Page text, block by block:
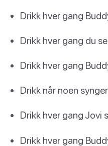
Drikk hver gang
Drikk hver gang du
Drikk hver gang
Drikk når noen
Drikk hver gang Jovi
Drikk hver gang